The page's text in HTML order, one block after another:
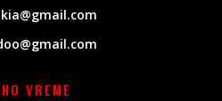
VREME